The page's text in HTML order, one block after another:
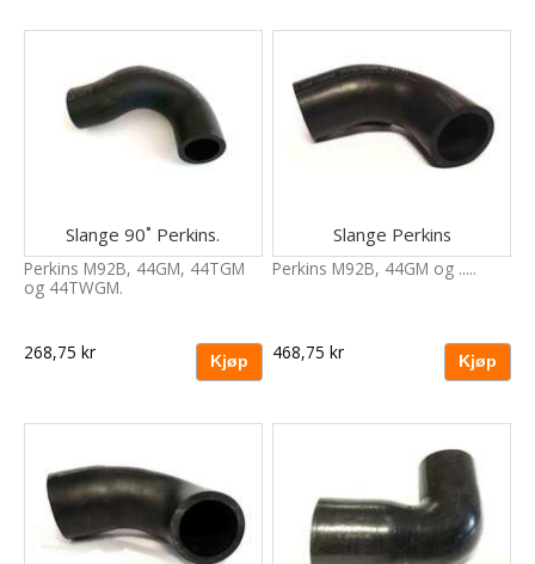
Slange 90˚ Perkins.
Perkins M92B, 44GM, 44TGM
og 44TWGM.
268,75 kr
Slange Perkins
Perkins M92B, 44GM og .....
468,75 kr